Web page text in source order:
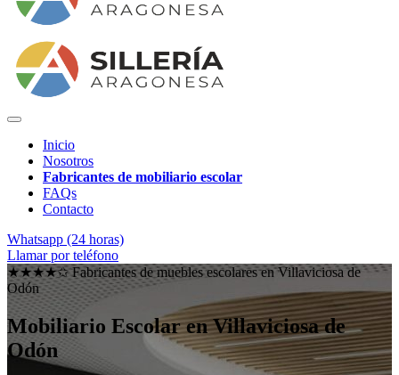
Inicio
Nosotros
Fabricantes de mobiliario escolar
FAQs
Contacto
Whatsapp (24 horas)
Llamar por teléfono
★★★★✩ Fabricantes de muebles escolares enVillaviciosa de
Odón
Mobiliario Escolar en Villaviciosa de
Odón